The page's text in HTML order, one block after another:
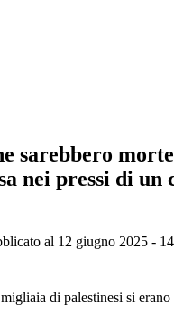
sarebbero
nei pressi di
al 12 giugno 2025 -
di palestinesi si